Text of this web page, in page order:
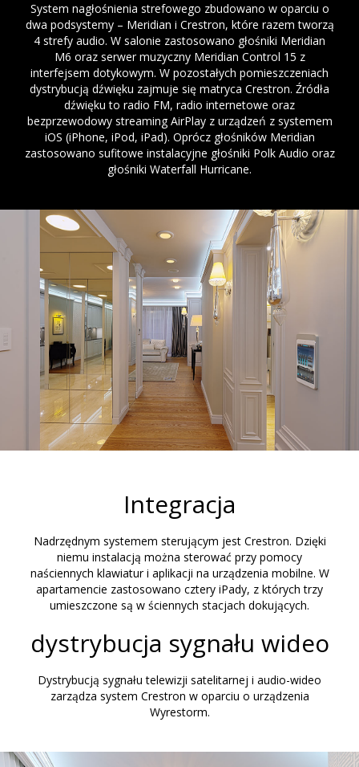
System nagłośnienia strefowego zbudowano w oparciu o
dwa podsystemy – Meridian i Crestron, które razem tworzą
4 strefy audio. W salonie zastosowano głośniki Meridian
M6 oraz serwer muzyczny Meridian Control 15 z
interfejsem dotykowym. W pozostałych pomieszczeniach
dystrybucją dźwięku zajmuje się matryca Crestron. Źródła
dźwięku to radio FM, radio internetowe oraz
bezprzewodowy streaming AirPlay z urządzeń z systemem
iOS (iPhone, iPod, iPad). Oprócz głośników Meridian
zastosowano sufitowe instalacyjne głośniki Polk Audio oraz
głośniki Waterfall Hurricane.
Integracja
Nadrzędnym systemem sterującym jest Crestron. Dzięki
niemu instalacją można sterować przy pomocy
naściennych klawiatur i aplikacji na urządzenia mobilne. W
apartamencie zastosowano cztery iPady, z których trzy
umieszczone są w ściennych stacjach dokujących.
dystrybucja sygnału wideo
Dystrybucją sygnału telewizji satelitarnej i audio-wideo
zarządza system Crestron w oparciu o urządzenia
Wyrestorm.